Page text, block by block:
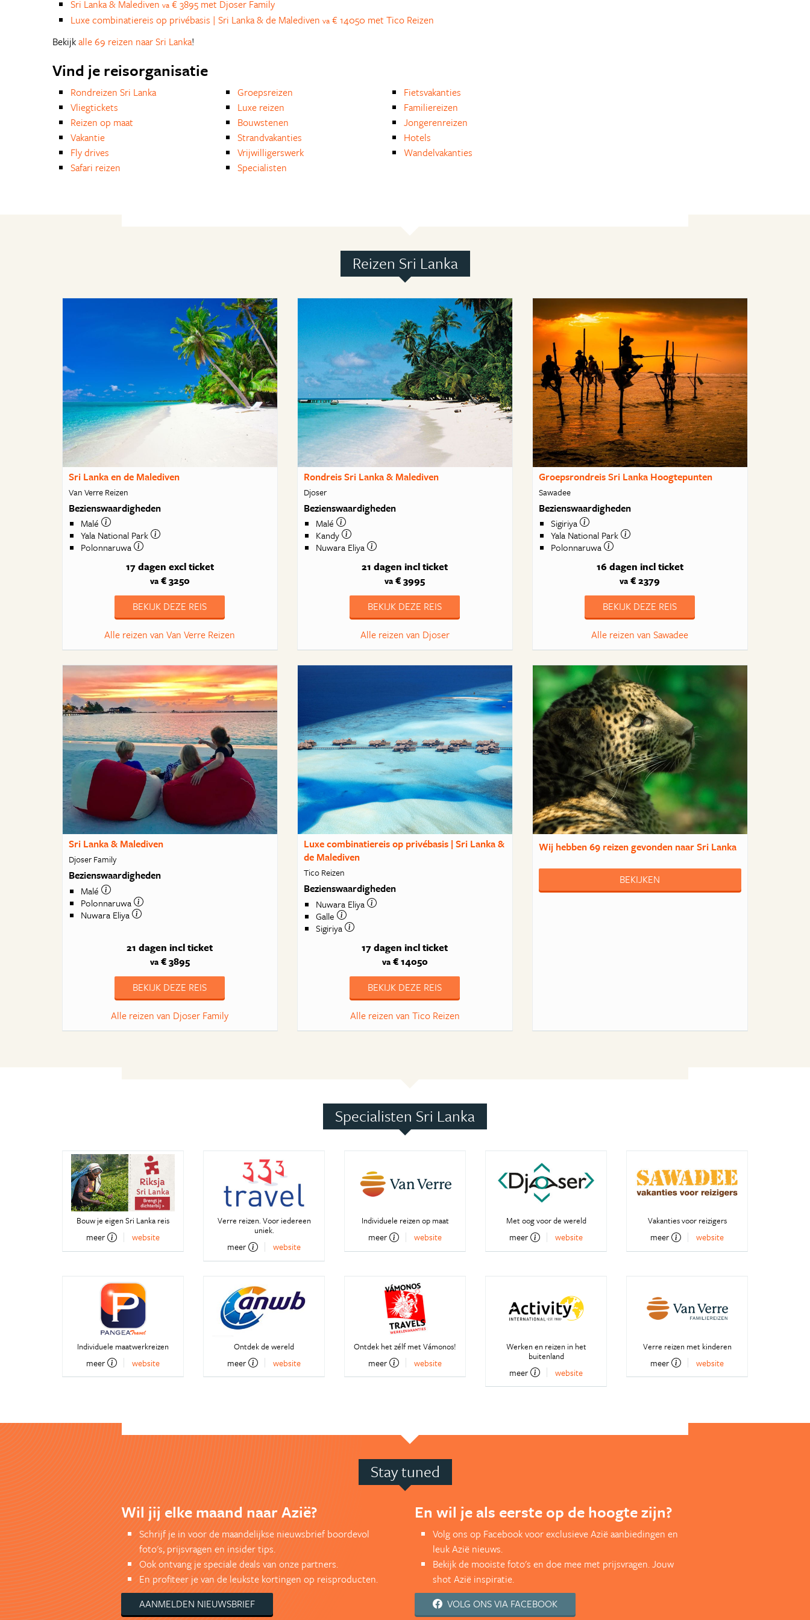
Sri Lanka & Malediven va € 3895 met Djoser Family
Luxe combinatiereis op privébasis | Sri Lanka & de Malediven va € 14050 met Tico Reizen
Bekijkalle 69 reizen naar Sri Lanka!
Vind je reisorganisatie
Rondreizen Sri Lanka
Vliegtickets
Reizen op maat
Vakantie
Fly drives
Safari reizen
Groepsreizen
Luxe reizen
Bouwstenen
Strandvakanties
Vrijwilligerswerk
Specialisten
Fietsvakanties
Familiereizen
Jongerenreizen
Hotels
Wandelvakanties
Reizen Sri Lanka
Sri Lanka en de Malediven
Van Verre Reizen
Bezienswaardigheden
Malé
Yala National Park
Polonnaruwa
17 dagen excl ticket
va€ 3250
BEKIJK DEZE REIS
Alle reizen van Van Verre Reizen
Rondreis Sri Lanka & Malediven
Djoser
Bezienswaardigheden
Malé
Kandy
Nuwara Eliya
21 dagen incl ticket
va € 3995
BEKIJK DEZE REIS
Alle reizen van Djoser
Groepsrondreis Sri Lanka Hoogtepunten
Sawadee
Bezienswaardigheden
Sigiriya
Yala National Park
Polonnaruwa
16 dagen incl ticket
va € 2379
BEKIJK DEZE REIS
Alle reizen van Sawadee
Sri Lanka & Malediven
Djoser Family
Bezienswaardigheden
Malé
Polonnaruwa
Nuwara Eliya
21 dagen incl ticket
va€ 3895
BEKIJK DEZE REIS
Alle reizen van Djoser Family
Luxe combinatiereis op privébasis | Sri Lanka &
de Malediven
Tico Reizen
Bezienswaardigheden
Nuwara Eliya
Galle
Sigiriya
17 dagen incl ticket
va€ 14050
BEKIJK DEZE REIS
Alle reizen van Tico Reizen
Wij hebben69 reizengevonden naar Sri Lanka
BEKIJKEN
Specialisten Sri Lanka
Bouw je eigen Sri Lanka reis
meer website
Verre reizen. Voor iedereen
uniek.
meer website
Individuele reizen op maat
meer website
Met oog voor de wereld
meer website
Vakanties voor reizigers
meer website
Individuele maatwerkreizen
meer website
Ontdek de wereld
meer website
Ontdek het zélf met Vámonos!
meer website
Werken en reizen in het
buitenland
meer website
Verre reizen met kinderen
meer website
Stay tuned
Wil jij elke maand naar Azië?
Schrijf je in voor de maandelijkse nieuwsbrief boordevol
foto's, prijsvragen en insider tips.
Ook ontvang je speciale deals van onze partners.
En profiteer je van de leukste kortingen op reisproducten.
AANMELDEN NIEUWSBRIEF
En wil je als eerste op de hoogte zijn?
Volg ons op Facebook voor exclusieve Azië aanbiedingen en
leuk Azië nieuws.
Bekijk de mooiste foto's en doe mee met prijsvragen. Jouw
shot Azië inspiratie.
VOLG ONS VIA FACEBOOK